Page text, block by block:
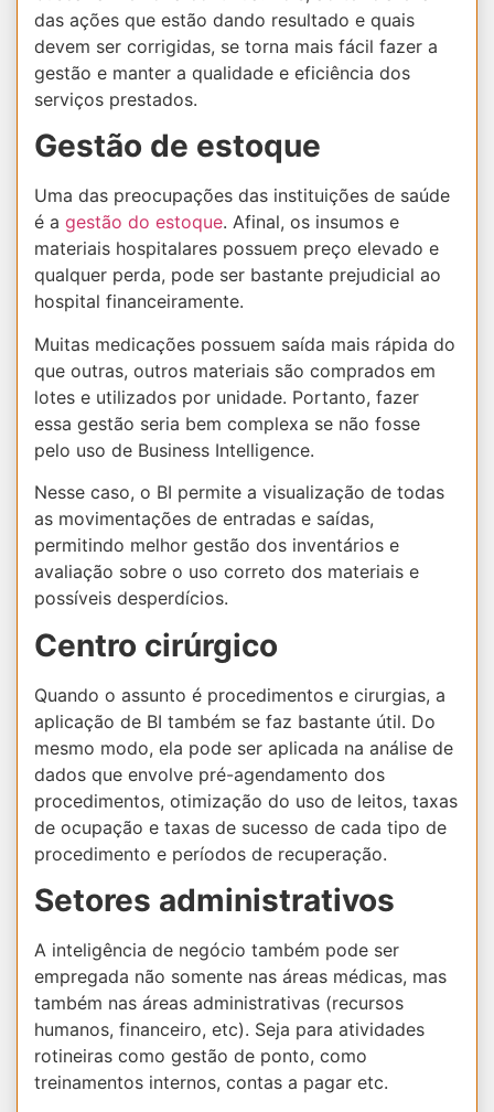
das ações que estão dando resultado e quais
devem ser corrigidas, se torna mais fácil fazer a
gestão e manter a qualidade e eficiência dos
serviços prestados.
Gestão de estoque
Uma das preocupações das instituições de saúde
é a gestão do estoque. Afinal, os insumos e
materiais hospitalares possuem preço elevado e
qualquer perda, pode ser bastante prejudicial ao
hospital financeiramente.
Muitas medicações possuem saída mais rápida do
que outras, outros materiais são comprados em
lotes e utilizados por unidade. Portanto, fazer
essa gestão seria bem complexa se não fosse
pelo uso de Business Intelligence.
Nesse caso, o BI permite a visualização de todas
as movimentações de entradas e saídas,
permitindo melhor gestão dos inventários e
avaliação sobre o uso correto dos materiais e
possíveis desperdícios.
Centro cirúrgico
Quando o assunto é procedimentos e cirurgias, a
aplicação de BI também se faz bastante útil. Do
mesmo modo, ela pode ser aplicada na análise de
dados que envolve pré-agendamento dos
procedimentos, otimização do uso de leitos, taxas
de ocupação e taxas de sucesso de cada tipo de
procedimento e períodos de recuperação.
Setores administrativos
A inteligência de negócio também pode ser
empregada não somente nas áreas médicas, mas
também nas áreas administrativas (recursos
humanos, financeiro, etc). Seja para atividades
rotineiras como gestão de ponto, como
treinamentos internos, contas a pagar etc.